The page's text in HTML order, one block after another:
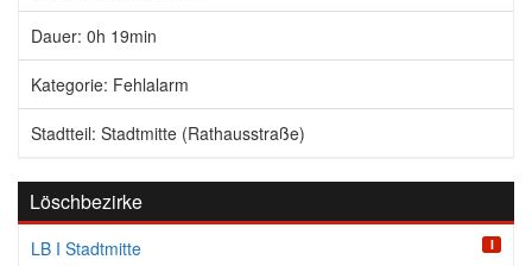
Dauer: 0h 19min
Kategorie: Fehlalarm
Stadtteil: Stadtmitte (Rathausstraße)
Löschbezirke
LB I Stadtmitte I